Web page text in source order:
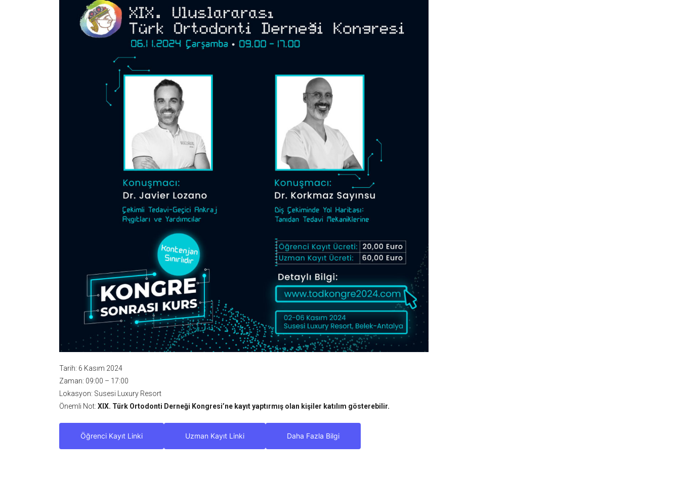
Tarih: 6 Kasım 2024
Zaman: 09:00 – 17:00
Lokasyon: Susesi Luxury Resort
Önemli Not: XIX. Türk Ortodonti Derneği Kongresi’ne kayıt yaptırmış olan kişiler katılım gösterebilir.
Öğrenci Kayıt Linki Uzman Kayıt Linki Daha Fazla Bilgi